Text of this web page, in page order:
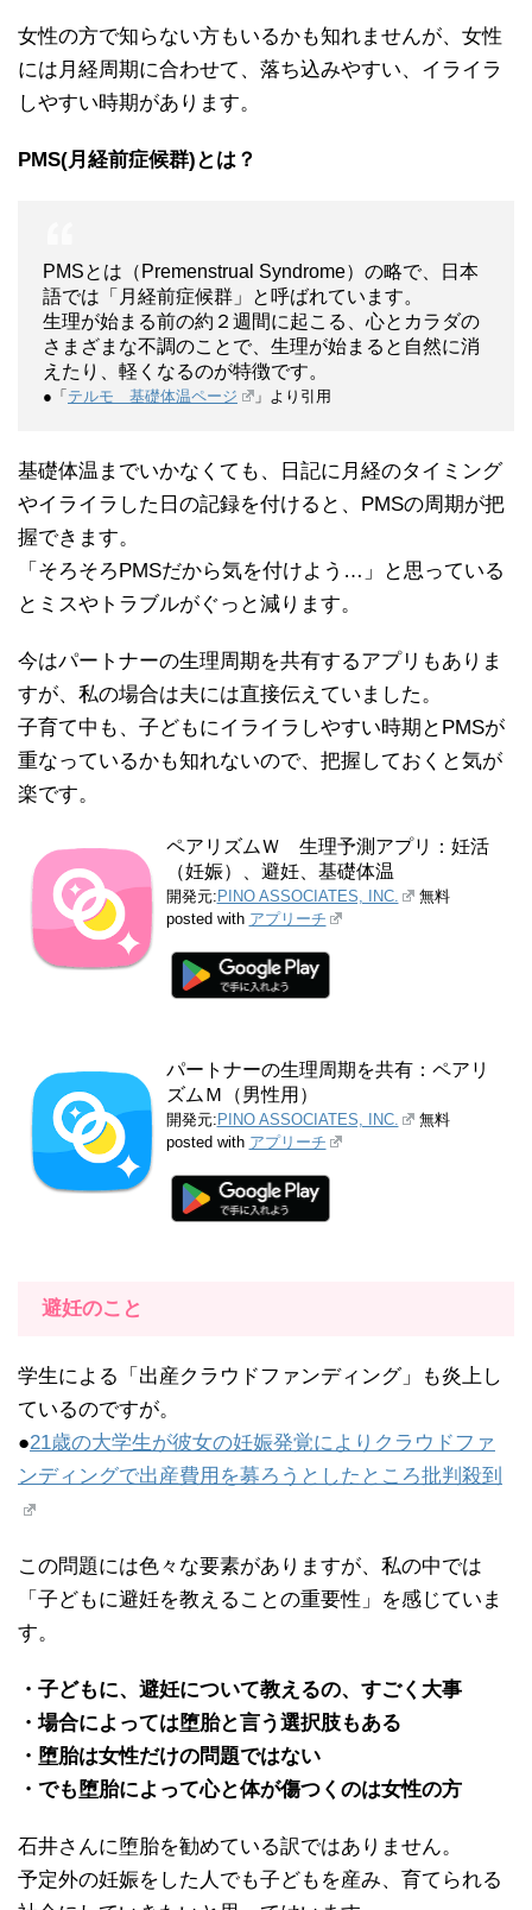
女性の方で知らない方もいるかも知れませんが、女性
には月経周期に合わせて、落ち込みやすい、イライラ
しやすい時期があります。
PMS(月経前症候群)とは？
PMSとは（Premenstrual Syndrome）の略で、日本
語では「月経前症候群」と呼ばれています。
生理が始まる前の約２週間に起こる、心とカラダの
さまざまな不調のことで、生理が始まると自然に消
えたり、軽くなるのが特徴です。
●「テルモ 基礎体温ページ 」より引用
基礎体温までいかなくても、日記に月経のタイミング
やイライラした日の記録を付けると、PMSの周期が把
握できます。
「そろそろPMSだから気を付けよう…」と思っている
とミスやトラブルがぐっと減ります。
今はパートナーの生理周期を共有するアプリもありま
すが、私の場合は夫には直接伝えていました。
子育て中も、子どもにイライラしやすい時期とPMSが
重なっているかも知れないので、把握しておくと気が
楽です。
ペアリズムＷ 生理予測アプリ：妊活
（妊娠）、避妊、基礎体温
開発元:PINO ASSOCIATES, INC.
無料
posted with アプリーチ
パートナーの生理周期を共有：ペアリ
ズムＭ（男性用）
開発元:PINO ASSOCIATES, INC.
無料
posted with アプリーチ
避妊のこと
学生による「出産クラウドファンディング」も炎上し
ているのですが。
●21歳の大学生が彼女の妊娠発覚によりクラウドファ
ンディングで出産費用を募ろうとしたところ批判殺到
この問題には色々な要素がありますが、私の中では
「子どもに避妊を教えることの重要性」を感じていま
す。
・子どもに、避妊について教えるの、すごく大事
・場合によっては堕胎と言う選択肢もある
・堕胎は女性だけの問題ではない
・でも堕胎によって心と体が傷つくのは女性の方
石井さんに堕胎を勧めている訳ではありません。
予定外の妊娠をした人でも子どもを産み、育てられる